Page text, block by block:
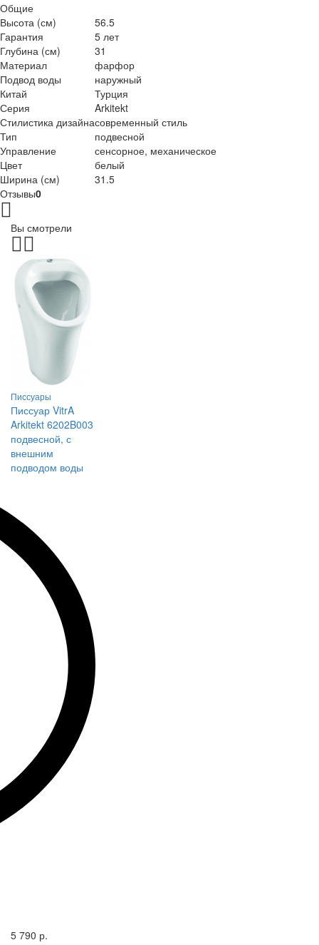
Общие
Высота (см)
56.5
Гарантия
5 лет
Глубина (см)
31
Материал
фарфор
Подвод воды
наружный
Китай
Турция
Серия
Arkitekt
Стилистика дизайнасовременный стиль
Тип
подвесной
Управление
сенсорное, механическое
Цвет
белый
Ширина (см)
31.5
Отзывы0
Вы смотрели
Писсуары
Писсуар VitrA
Arkitekt 6202B003
подвесной, с
внешним
подводом воды
5 790 р.